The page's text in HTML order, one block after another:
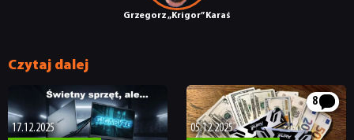
Grzegorz „Krigor” Karaś
Czytaj dalej
17.12.2025
8
05.12.2025